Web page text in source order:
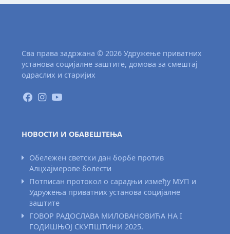
Сва права задржана © 2026 Удружење приватних
установа социјалне заштите, домова за смештај
одраслих и старијих
НОВОСТИ И ОБАВЕШТЕЊА
Обележен светски дан борбе против
Алцхајмерове болести
Потписан протокол о сарадњи између МУП и
Удружења приватних установа социјалне
заштите
ГОВОР РАДОСЛАВА МИЛОВАНОВИЋА НА I
ГОДИШЊОЈ СКУПШТИНИ 2025.